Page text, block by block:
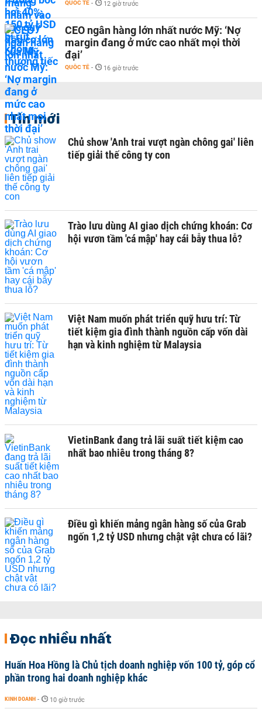
QUỐC TẾ - 12 giờ trước
CEO ngân hàng lớn nhất nước Mỹ: ‘Nợ
margin đang ở mức cao nhất mọi thời
đại’
QUỐC TẾ - 16 giờ trước
Tin mới
Chủ show 'Anh trai vượt ngàn chông gai' liên
tiếp giải thế công ty con
Trào lưu dùng AI giao dịch chứng khoán: Cơ
hội vươn tầm 'cá mập' hay cái bẫy thua lỗ?
Việt Nam muốn phát triển quỹ hưu trí: Từ
tiết kiệm gia đình thành nguồn cấp vốn dài
hạn và kinh nghiệm từ Malaysia
VietinBank đang trả lãi suất tiết kiệm cao
nhất bao nhiêu trong tháng 8?
Điều gì khiến mảng ngân hàng số của Grab
ngốn 1,2 tỷ USD nhưng chật vật chưa có lãi?
Đọc nhiều nhất
Huấn Hoa Hồng là Chủ tịch doanh nghiệp vốn 100 tỷ, góp cổ
phần trong hai doanh nghiệp khác
KINH DOANH - 10 giờ trước